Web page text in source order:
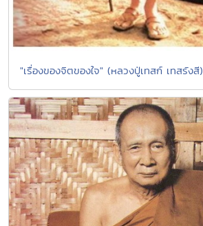
"เรื่องของจิตของใจ" (หลวงปู่เทสก์ เทสรังสี)